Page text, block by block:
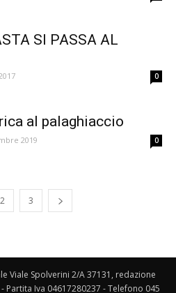
SI PASSA AL
0
al palaghiaccio
2019 0
2 3
Viale Spolverini 2/A 37131, redazione
Partita Iva 04617280237 - Telefono 045